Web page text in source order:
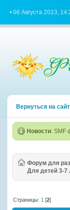
• 06 Августа 2013,
Вернуться на сайт
Новости: SMF
Форум для
Для детей 3-7
Страницы: 1 [2]